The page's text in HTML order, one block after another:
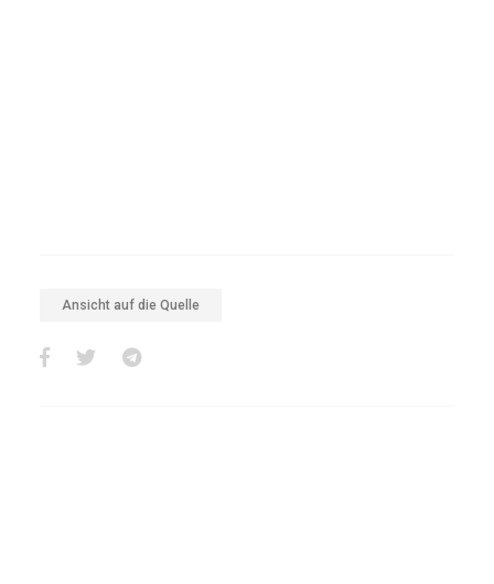
Ansicht auf die Quelle